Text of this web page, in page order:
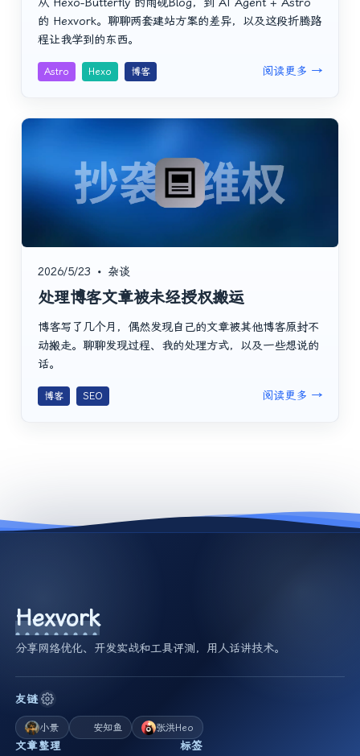
从 Hexo-Butterfly 的雨砚Blog，到 AI Agent + Astro
的 Hexvork。聊聊两套建站方案的差异，以及这段折腾路
程让我学到的东西。
Astro Hexo 博客 阅读更多 →
2026/5/23 • 杂谈
处理博客文章被未经授权搬运
博客写了几个月，偶然发现自己的文章被其他博客原封不
动搬走。聊聊发现过程、我的处理方式，以及一些想说的
话。
博客 SEO 阅读更多 →
Hexvork
分享网络优化、开发实战和工具评测，用人话讲技术。
友链
小景 安知鱼 张洪Heo
文章整理 标签